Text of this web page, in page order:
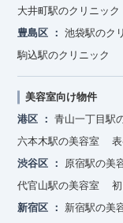
大井町駅のクリニック
豊島区
池袋駅のク
駒込駅のクリニック
美容室向け物件
港区
青山一丁目駅
六本木駅の美容室
渋谷区
原宿駅の美
代官山駅の美容室
新宿区
新宿駅の美